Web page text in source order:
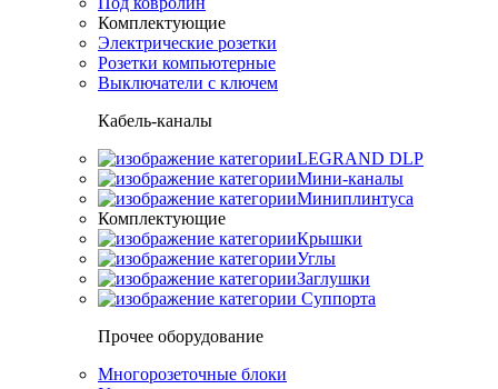
Комплектующие
Электрические розетки
Розетки компьютерные
Выключатели с ключем
Кабель-каналы
LEGRAND DLP
Мини-каналы
Миниплинтуса
Комплектующие
Крышки
Углы
Заглушки
Суппорта
Прочее оборудование
Многорозеточные блоки